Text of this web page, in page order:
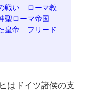
戦い ローマ教
聖ローマ帝国
皇帝 フリード
はドイツ諸侯の支